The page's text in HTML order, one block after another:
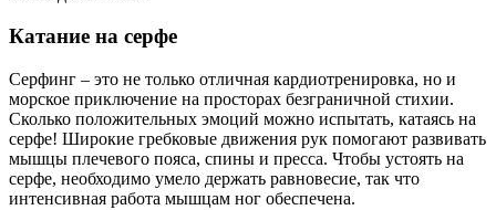
Катание на серфе
Серфинг – это не только отличная кардиотренировка, но и
морское приключение на просторах безграничной стихии.
Сколько положительных эмоций можно испытать, катаясь на
серфе! Широкие гребковые движения рук помогают развивать
мышцы плечевого пояса, спины и пресса. Чтобы устоять на
серфе, необходимо умело держать равновесие, так что
интенсивная работа мышцам ног обеспечена.